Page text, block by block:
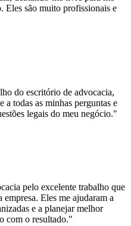
Eles são muito profissionais e
do escritório de advocacia,
a todas as minhas perguntas e
legais do meu negócio."
pelo excelente trabalho que
Eles me ajudaram a
e a planejar melhor
com o resultado."